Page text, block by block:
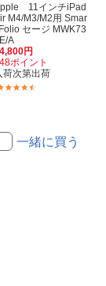
11インチiPad
M4/M3/M2用 Smar
セージ MWK73
A
円
ポイント
荷次第出荷
一緒に買う